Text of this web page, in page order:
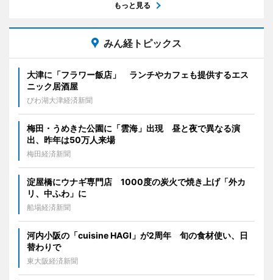
もっと見る
みん経トピックス
大津に「フラワー飯店」 ランチやカフェも提供するエス
ニック居酒屋
びわ湖大津経済新聞
梅田・うめきた公園に「雲海」出現 昼と夜で異なる演
出、昨年は50万人来場
梅田経済新聞
淀屋橋にウナギ専門店 1000度の炭火で焼き上げ「外カ
リ、中ふわ」に
船場経済新聞
河内小阪の「cuisine HAGI」が2周年 旬の食材使い、日
替わりで
東大阪経済新聞